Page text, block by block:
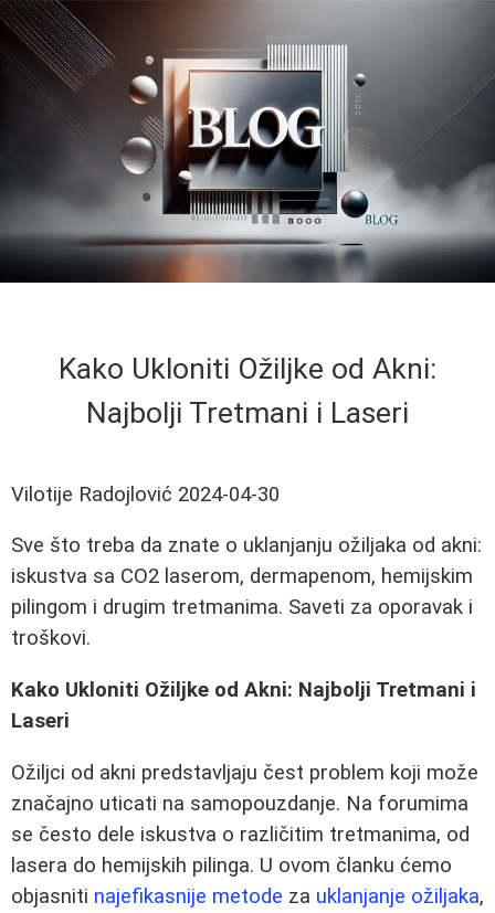
Kako Ukloniti Ožiljke od Akni:
Najbolji Tretmani i Laseri
Vilotije Radojlović 2024-04-30
Sve što treba da znate o uklanjanju ožiljaka od akni:
iskustva sa CO2 laserom, dermapenom, hemijskim
pilingom i drugim tretmanima. Saveti za oporavak i
troškovi.
Kako Ukloniti Ožiljke od Akni: Najbolji Tretmani i
Laseri
Ožiljci od akni predstavljaju čest problem koji može
značajno uticati na samopouzdanje. Na forumima
se često dele iskustva o različitim tretmanima, od
lasera do hemijskih pilinga. U ovom članku ćemo
objasniti najefikasnije metode za uklanjanje ožiljaka,